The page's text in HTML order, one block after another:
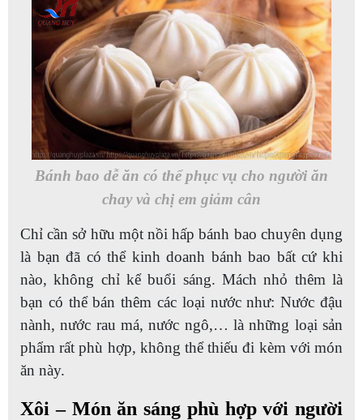
Bánh bao dễ ăn có thể phục vụ cho người ăn
chay và chị em giảm cân
Chỉ cần sở hữu một nồi hấp bánh bao chuyên dụng
là bạn đã có thể kinh doanh bánh bao bất cứ khi
nào, không chỉ kể buổi sáng. Mách nhỏ thêm là
bạn có thể bán thêm các loại nước như: Nước đậu
nành, nước rau má, nước ngô,… là những loại sản
phẩm rất phù hợp, không thể thiếu đi kèm với món
ăn này.
Xôi – Món ăn sáng phù hợp với người